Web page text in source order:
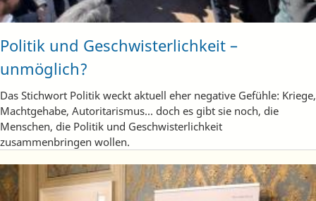
Politik und Geschwisterlichkeit –
unmöglich?
Das Stichwort Politik weckt aktuell eher negative Gefühle: Kriege,
Machtgehabe, Autoritarismus... doch es gibt sie noch, die
Menschen, die Politik und Geschwisterlichkeit
zusammenbringen wollen.